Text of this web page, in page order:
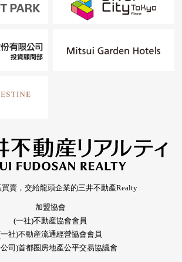
買賣，交給龍頭企業的三井不動產Realty
加盟協會
(一社)不動産協會會員
社)不動産流通經營協會會員
司)首都圈房地產公平交易協議會